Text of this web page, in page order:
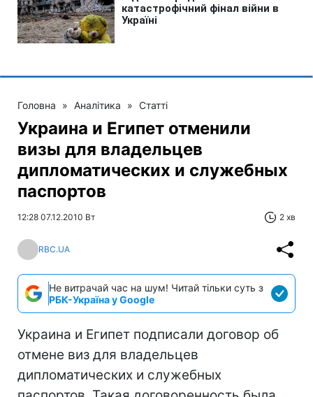
Головна » Аналітика » Статті
Украина и Египет отменили
визы для владельцев
дипломатических и служебных
паспортов
12:28 07.12.2010 Вт 2 хв
RBC.UA
Не витрачай час на шум! Читай тільки суть з
РБК-Україна у Google
Украина и Египет подписали договор об
отмене виз для владельцев
дипломатических и служебных